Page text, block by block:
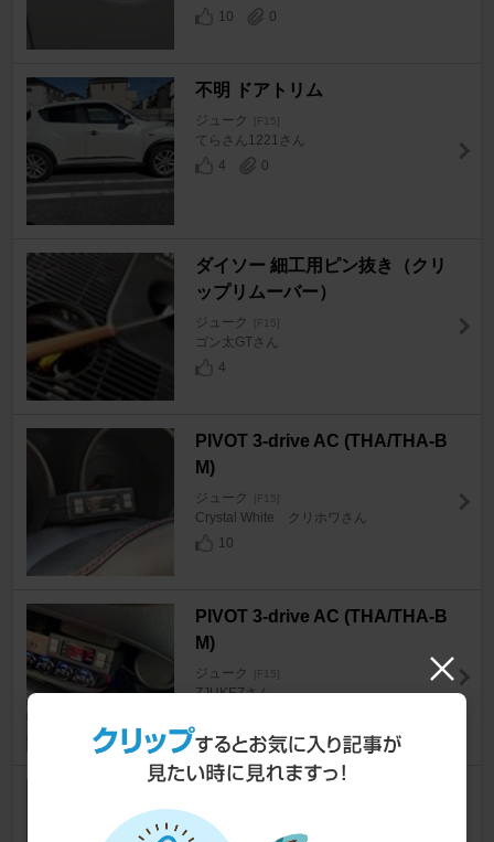
10
0
不明 ドアトリム
ジューク [F15]
てらさん1221さん
4
0
ダイソー 細工用ピン抜き（クリ
ップリムーバー）
ジューク [F15]
ゴン太GTさん
4
PIVOT 3-drive AC (THA/THA-B
M)
ジューク [F15]
Crystal White クリホワさん
10
PIVOT 3-drive AC (THA/THA-B
M)
ジューク [F15]
ZJUKEZさん
ミ